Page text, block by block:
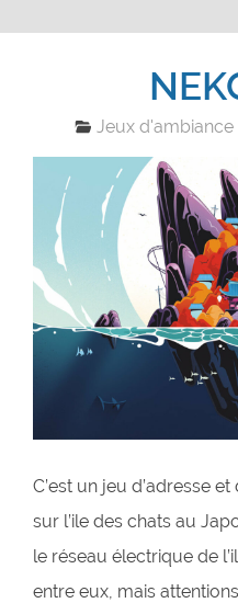
Jeux d'ambiance
C’est un jeu d’adresse
sur l’ile des chats au
le réseau électrique de
entre eux, mais